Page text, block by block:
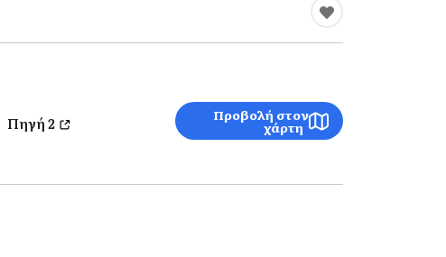
Πηγή 2 Προβολή στον
χάρτη